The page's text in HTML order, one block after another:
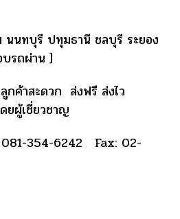
นทบุรี ปทุมธานี ชลบุรี ระยอง
รถผ่าน ]
กค้าสะดวก ส่งฟรี ส่งไว
ยผู้เชี่ยวชาญ
354-6242 Fax: 02-